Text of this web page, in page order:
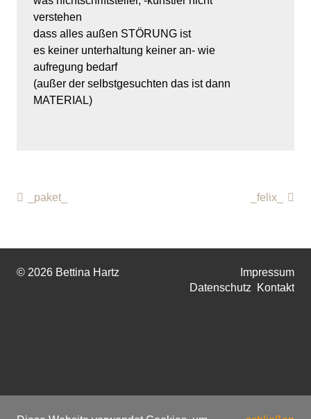
verstehen
dass alles außen STÖRUNG ist
es keiner unterhaltung keiner an- wie
aufregung bedarf
(außer der selbstgesuchten das ist dann
MATERIAL)
_felix_
_paket_
© 2026 Bettina Hartz
Impressum
Datenschutz
Kontakt